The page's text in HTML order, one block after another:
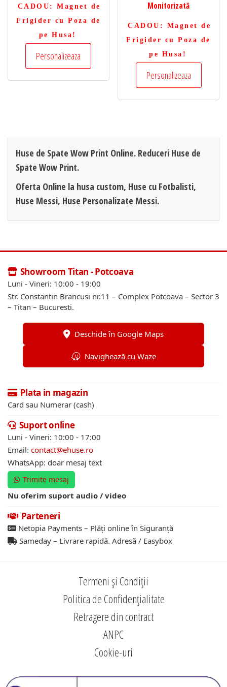
CADOU : Magnet de
Frigider cu Poza de
pe Husa!
Personalizeaza
Monitorizată
CADOU : Magnet de
Frigider cu Poza de
pe Husa!
Personalizeaza
Huse de Spate Wow Print Online. Reduceri Huse de
Spate Wow Print.
Oferta Online la husa custom, Huse cu Fotbalisti,
Huse Messi, Huse Personalizate Messi.
Showroom Titan - Potcoava
Luni - Vineri: 10:00 - 19:00
Str. Constantin Brancusi nr.11 – Complex Potcoava – Sector 3
– Titan – Bucuresti.
Deschide în Google Maps
Navighează cu Waze
Plata in magazin
Card sau Numerar (cash)
Suport online
Luni - Vineri: 10:00 - 17:00
Email: contact@ehuse.ro
WhatsApp: doar mesaj text
Trimite mesaj
Nu oferim suport audio / video
Parteneri
Netopia Payments – Plăți online în Siguranță
Sameday – Livrare rapidă. Adresă / Easybox
Termeni și Condiții
Politica de Confidențialitate
Retragere din contract
ANPC
Cookie-uri